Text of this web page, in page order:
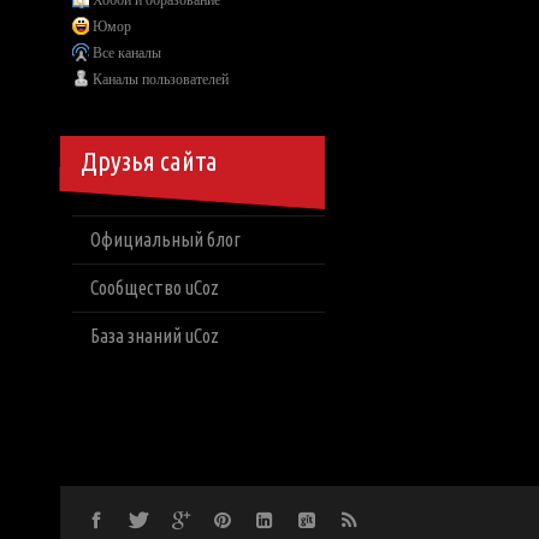
Юмор
Все каналы
Каналы пользователей
Друзья сайта
Официальный блог
Сообщество uCoz
База знаний uCoz